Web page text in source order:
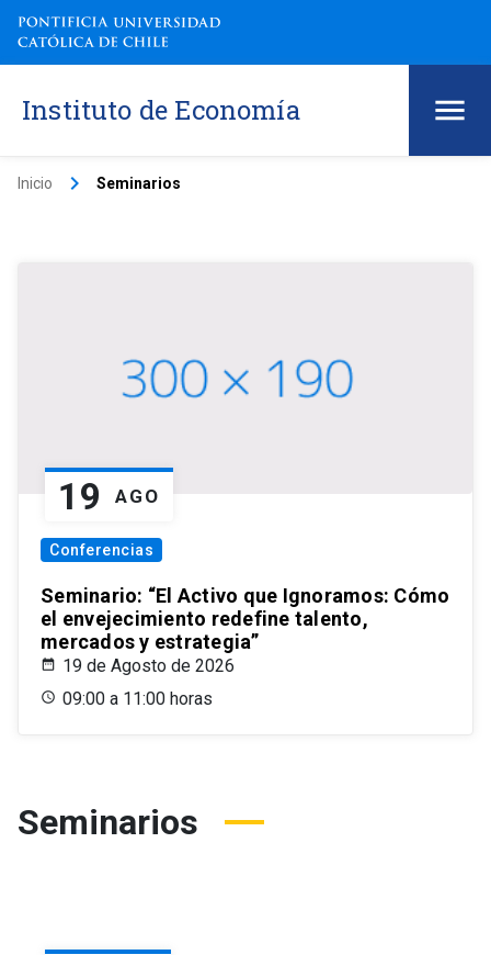
Instituto de Economía
Inicio keyboard_arrow_right Seminarios
19 AGO
Conferencias
Seminario: “El Activo que Ignoramos: Cómo
el envejecimiento redefine talento,
mercados y estrategia”
19 de Agosto de 2026
09:00 a 11:00 horas
Seminarios